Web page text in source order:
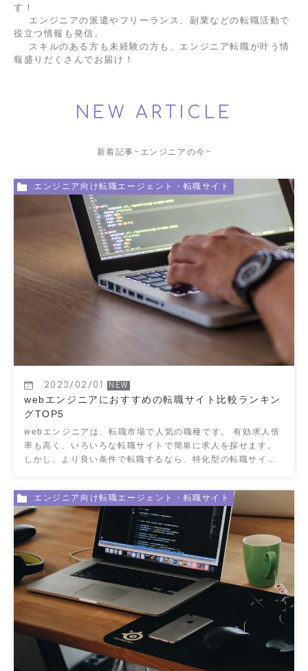
す！
エンジニアの派遣やフリーランス、副業などの転職活動で
役立つ情報も発信。
スキルのある方も未経験の方も、エンジニア転職が叶う情
報盛りだくさんでお届け！
NEW ARTICLE
新着記事~エンジニアの今~
2023/02/01
webエンジニアにおすすめの転職サイト比較ランキン
グTOP5
webエンジニアは、転職市場で人気の職種です。 有効求人倍
率も高く、いろいろな転職サイトで簡単に求人を探せます。
しかし、より良い条件で転職するなら、特化型の転職サイト
エンジニア向け転職エージェント・転職サイト
エンジニア向け転職エージェント・転職サイト